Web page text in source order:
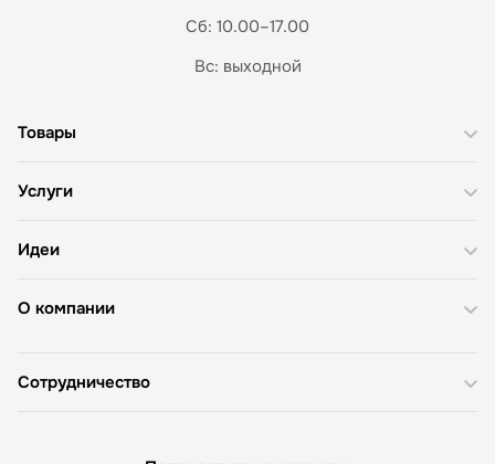
Сб: 10.00–17.00
Вс: выходной
О компании
Товары
Услуги
Идеи
Сотрудничество